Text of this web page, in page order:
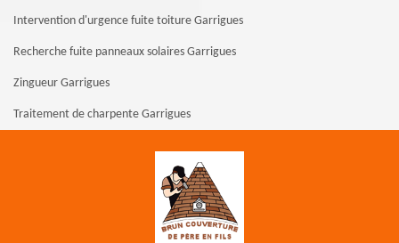
Intervention d'urgence fuite toiture Garrigues
Recherche fuite panneaux solaires Garrigues
Zingueur Garrigues
Traitement de charpente Garrigues